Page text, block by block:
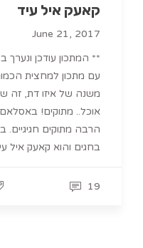
קאעק איל עיד
June 21, 2017
עם מתכון למחצית
משנה של איזו דת, זה
אוכל.. מתוקים!
הרבה מתוקים
בחגים והוא קאעק איל
19